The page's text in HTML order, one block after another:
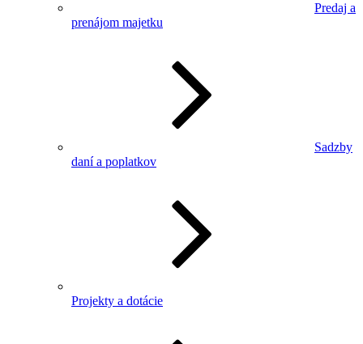
Predaj a
prenájom majetku
Sadzby
daní a poplatkov
Projekty a dotácie